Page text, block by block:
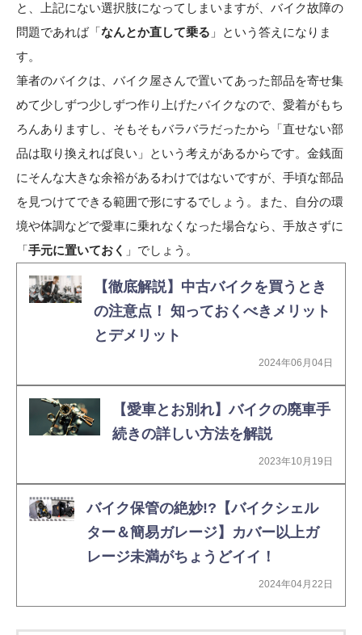
と、上記にない選択肢になってしまいますが、バイク故障の
問題であれば「なんとか直して乗る 」という答えになりま
す。
筆者のバイクは、バイク屋さんで置いてあった部品を寄せ集
めて少しずつ少しずつ作り上げたバイクなので、愛着がもち
ろんありますし、そもそもバラバラだったから「直せない部
品は取り換えれば良い」という考えがあるからです。金銭面
にそんな大きな余裕があるわけではないですが、手頃な部品
を見つけてできる範囲で形にするでしょう。また、自分の環
境や体調などで愛車に乗れなくなった場合なら、手放さずに
「手元に置いておく 」でしょう。
【徹底解説】中古バイクを買うとき
の注意点！ 知っておくべきメリット
とデメリット
2024年06月04日
【愛車とお別れ】バイクの廃車手
続きの詳しい方法を解説
2023年10月19日
バイク保管の絶妙!?【バイクシェル
ター＆簡易ガレージ】カバー以上ガ
レージ未満がちょうどイイ！
2024年04月22日